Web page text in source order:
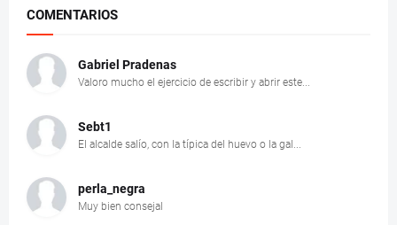
COMENTARIOS
Gabriel Pradenas
Valoro mucho el ejercicio de escribir y abrir este...
Sebt1
El alcalde salío, con la típica del huevo o la gal...
perla_negra
Muy bien consejal